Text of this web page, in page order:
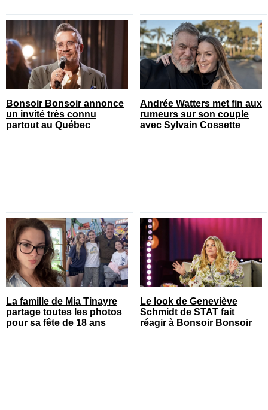
Bonsoir Bonsoir annonce
un invité très connu
partout au Québec
Andrée Watters met fin aux
rumeurs sur son couple
avec Sylvain Cossette
La famille de Mia Tinayre
partage toutes les photos
pour sa fête de 18 ans
Le look de Geneviève
Schmidt de STAT fait
réagir à Bonsoir Bonsoir